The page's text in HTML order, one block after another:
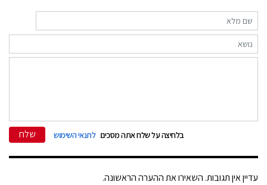
בלחיצה על שלח אתה מסכים לתנאי השימוש שלח
עדיין אין תגובות. השאירו את ההערה הראשונה.